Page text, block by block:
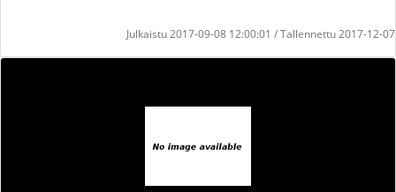
Julkaistu 2017-09-08 12:00:01 / Tallennettu 2017-12-07